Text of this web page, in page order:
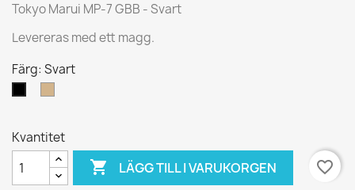
Tokyo Marui MP-7 GBB - Svart
Levereras med ett magg.
Färg: Svart
Kvantitet
 LÄGG TILL I VARUKORGEN favorite_border